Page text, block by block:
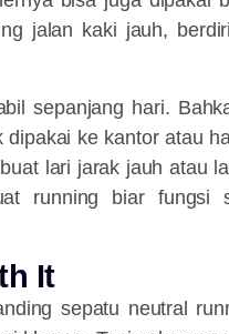
jalan kaki jauh,
sepanjang hari.
ke kantor atau
lari jarak jauh atau
running biar fungsi
It
sepatu neutral